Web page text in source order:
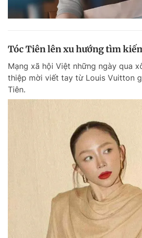
Tóc Tiên lên xu hướng tìm
Mạng xã hội Việt những ngày qua
thiệp mời viết tay từ Louis Vuitton
Tiên.